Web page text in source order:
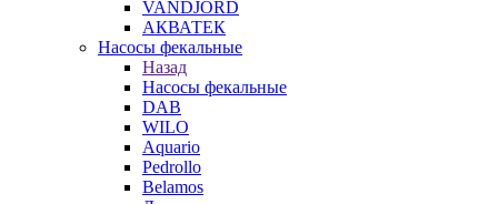
VANDJORD
АКВАТЕК
Насосы фекальные
Назад
Насосы фекальные
DAB
WILO
Aquario
Pedrollo
Belamos